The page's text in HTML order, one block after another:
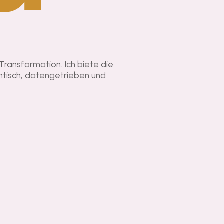
Ich biete die
datengetrieben und